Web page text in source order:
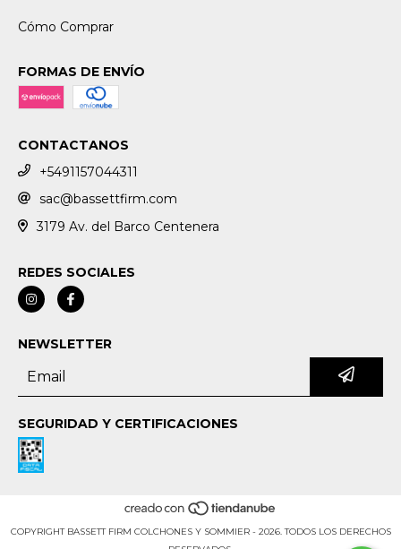
Cómo Comprar
FORMAS DE ENVÍO
CONTACTANOS
+5491157044311
sac@bassettfirm.com
3179 Av. del Barco Centenera
REDES SOCIALES
NEWSLETTER
SEGURIDAD Y CERTIFICACIONES
COPYRIGHT BASSETT FIRM COLCHONES Y SOMMIER - 2026. TODOS LOS DERECHOS